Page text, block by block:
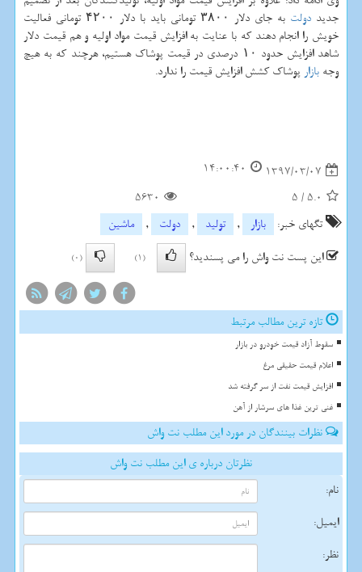
جدید دولت
به جای دلار ۳۸۰۰ تومانی باید با دلار ۴۲۰۰ تومانی فعالیت
خویش را انجام دهند كه با عنایت به افزایش قیمت مواد اولیه و هم قیمت دلار
شاهد افزایش حدود ۱۰ درصدی در قیمت پوشاك هستیم، هرچند كه به هیچ
وجه بازار پوشاك كشش افزایش قیمت را ندارد.
1397/03/07
14:00:40
5.0
/
5
5630
تگهای خبر:
بازار , تولید , دولت ,
ماشین
این پست نت واش را می پسندید؟
(1)
(0)
تازه ترین مطالب مرتبط
سقوط آزاد قیمت خودرو در بازار
اعلام قیمت حقیقی مرغ
افزایش قیمت نفت از سر گرفته شد
غنی ترین غذا های سرشار از آهن
نظرات بینندگان در مورد این مطلب نت واش
نظرتان درباره ی این مطلب نت واش
نام:
ایمیل:
نظر: